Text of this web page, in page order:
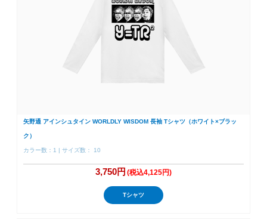
矢野通 アインシュタイン WORLDLY WISDOM 長袖 Tシャツ（ホワイト×ブラッ
ク）
カラー数：1 | サイズ数： 10
3,750円 (税込4,125円)
Tシャツ